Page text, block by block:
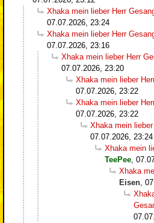
Xhaka mein lieber Herr
07.07.2026, 23:24
Xhaka mein lieber Herr
07.07.2026, 23:16
Xhaka mein lieber Herr
07.07.2026, 23:20
Xhaka mein lieber
07.07.2026, 23:22
Xhaka mein lieber
07.07.2026, 23:22
Xhaka mein
07.07.2026, 23:24
Xhaka mein
TeePee,
Xhaka
Eisen,